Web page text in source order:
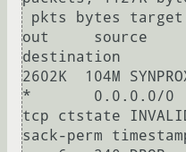
out     source
destination
2602K  104M
*       0.0.0.0/
tcp ctstate
sack-perm